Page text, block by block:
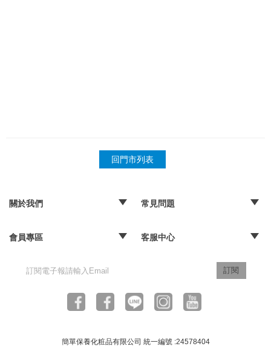
回門市列表
關於我們 常見問題
會員專區
客服中心
訂閱
簡單保養化粧品有限公司 統一編號 :24578404